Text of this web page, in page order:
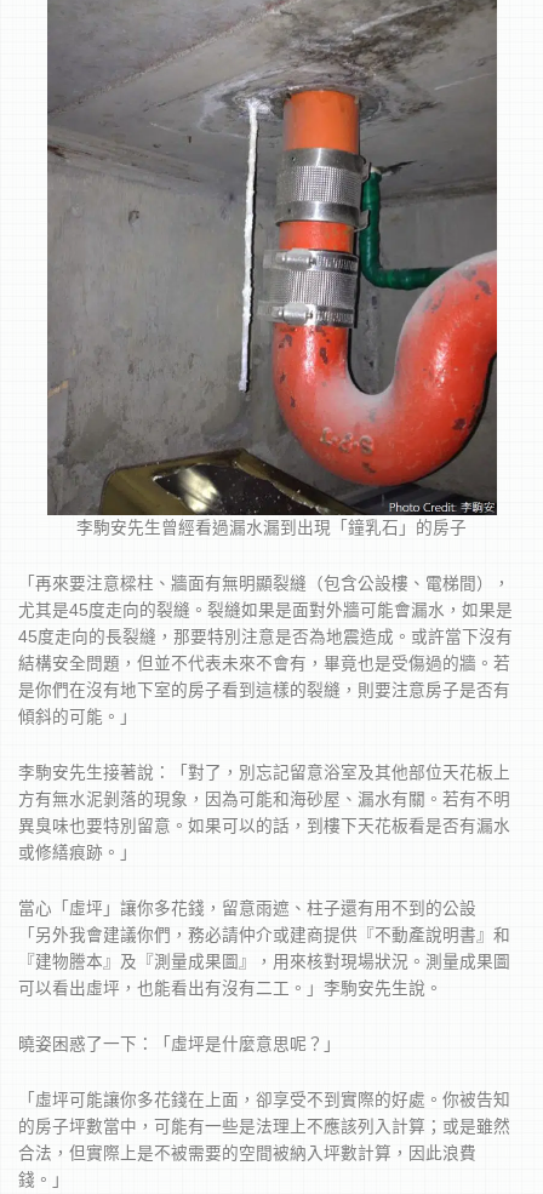
李駒安先生曾經看過漏水漏到出現「鐘乳石」的房子
「再來要注意樑柱、牆面有無明顯裂縫（包含公設樓、電梯間），
尤其是45度走向的裂縫。裂縫如果是面對外牆可能會漏水，如果是
45度走向的長裂縫，那要特別注意是否為地震造成。或許當下沒有
結構安全問題，但並不代表未來不會有，畢竟也是受傷過的牆。若
是你們在沒有地下室的房子看到這樣的裂縫，則要注意房子是否有
傾斜的可能。」
李駒安先生接著說：「對了，別忘記留意浴室及其他部位天花板上
方有無水泥剝落的現象，因為可能和海砂屋、漏水有關。若有不明
異臭味也要特別留意。如果可以的話，到樓下天花板看是否有漏水
或修繕痕跡。」
當心「虛坪」讓你多花錢，留意雨遮、柱子還有用不到的公設
「另外我會建議你們，務必請仲介或建商提供『不動產說明書』和
『建物謄本』及『測量成果圖』，用來核對現場狀況。測量成果圖
可以看出虛坪，也能看出有沒有二工。」李駒安先生說。
曉姿困惑了一下：「虛坪是什麼意思呢？」
「虛坪可能讓你多花錢在上面，卻享受不到實際的好處。你被告知
的房子坪數當中，可能有一些是法理上不應該列入計算；或是雖然
合法，但實際上是不被需要的空間被納入坪數計算，因此浪費
錢。」